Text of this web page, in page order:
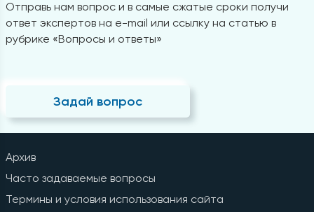
Отправь нам вопрос и в самые сжатые сроки получи
ответ экспертов на e-mail или ссылку на статью в
рубрике «Вопросы и ответы»
Задай вопрос
Архив
Часто задаваемые вопросы
Термины и условия использования сайта